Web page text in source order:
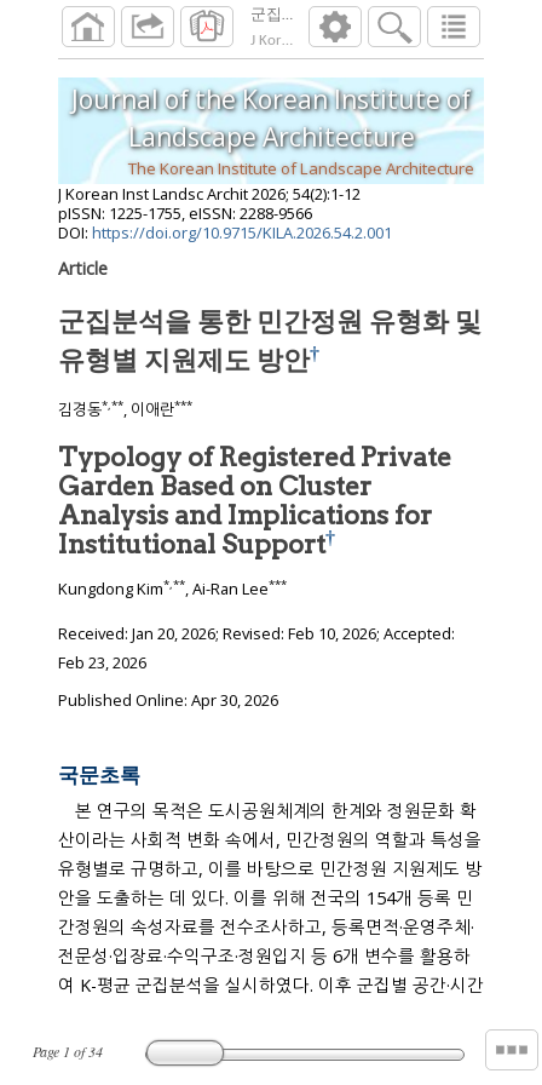
군집분석을 통한 민간정원 유형화 및 유형
J Korean Inst Landsc Archit 2026; 54
Page 1 of34
Journal of the Korean Institute of
Landscape Architecture
The Korean Institute of Landscape Architecture
J Korean Inst Landsc Archit2026; 54(2):1-12
pISSN: 1225-1755, eISSN: 2288-9566
DOI: https://doi.org/10.9715/KILA.2026.54.2.001
Article
군집분석을 통한 민간정원 유형화 및
유형별 지원제도 방안†
김경동*,**, 이애란***
Typology of Registered Private
Garden Based on Cluster
Analysis and Implications for
Institutional Support†
Kungdong Kim*,**, Ai-Ran Lee***
Received: Jan 20, 2026; Revised: Feb 10, 2026; Accepted:
Feb 23, 2026
Published Online: Apr 30, 2026
국문초록
본 연구의 목적은 도시공원체계의 한계와 정원문화 확
산이라는 사회적 변화 속에서, 민간정원의 역할과 특성을
유형별로 규명하고, 이를 바탕으로 민간정원 지원제도 방
안을 도출하는 데 있다. 이를 위해 전국의 154개 등록 민
간정원의 속성자료를 전수조사하고, 등록면적·운영주체·
전문성·입장료·수익구조·정원입지 등 6개 변수를 활용하
여 K-평균 군집분석을 실시하였다. 이후 군집별 공간·시간